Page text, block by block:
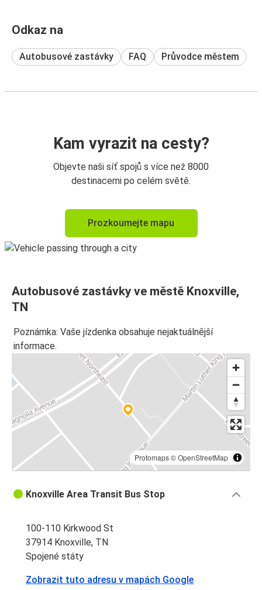
Odkaz na
Autobusové zastávky FAQ Průvodce městem
Kam vyrazit na cesty?
Objevte naši síť spojů s více než 8000
destinacemi po celém světě.
Prozkoumejte mapu
Autobusové zastávky ve městě Knoxville,
TN
Poznámka: Vaše jízdenka obsahuje nejaktuálnější
informace.
Protomaps©OpenStreetMap
Knoxville Area Transit Bus Stop
100-110 Kirkwood St
37914 Knoxville, TN
Spojené státy
Zobrazit tuto adresu v mapách Google